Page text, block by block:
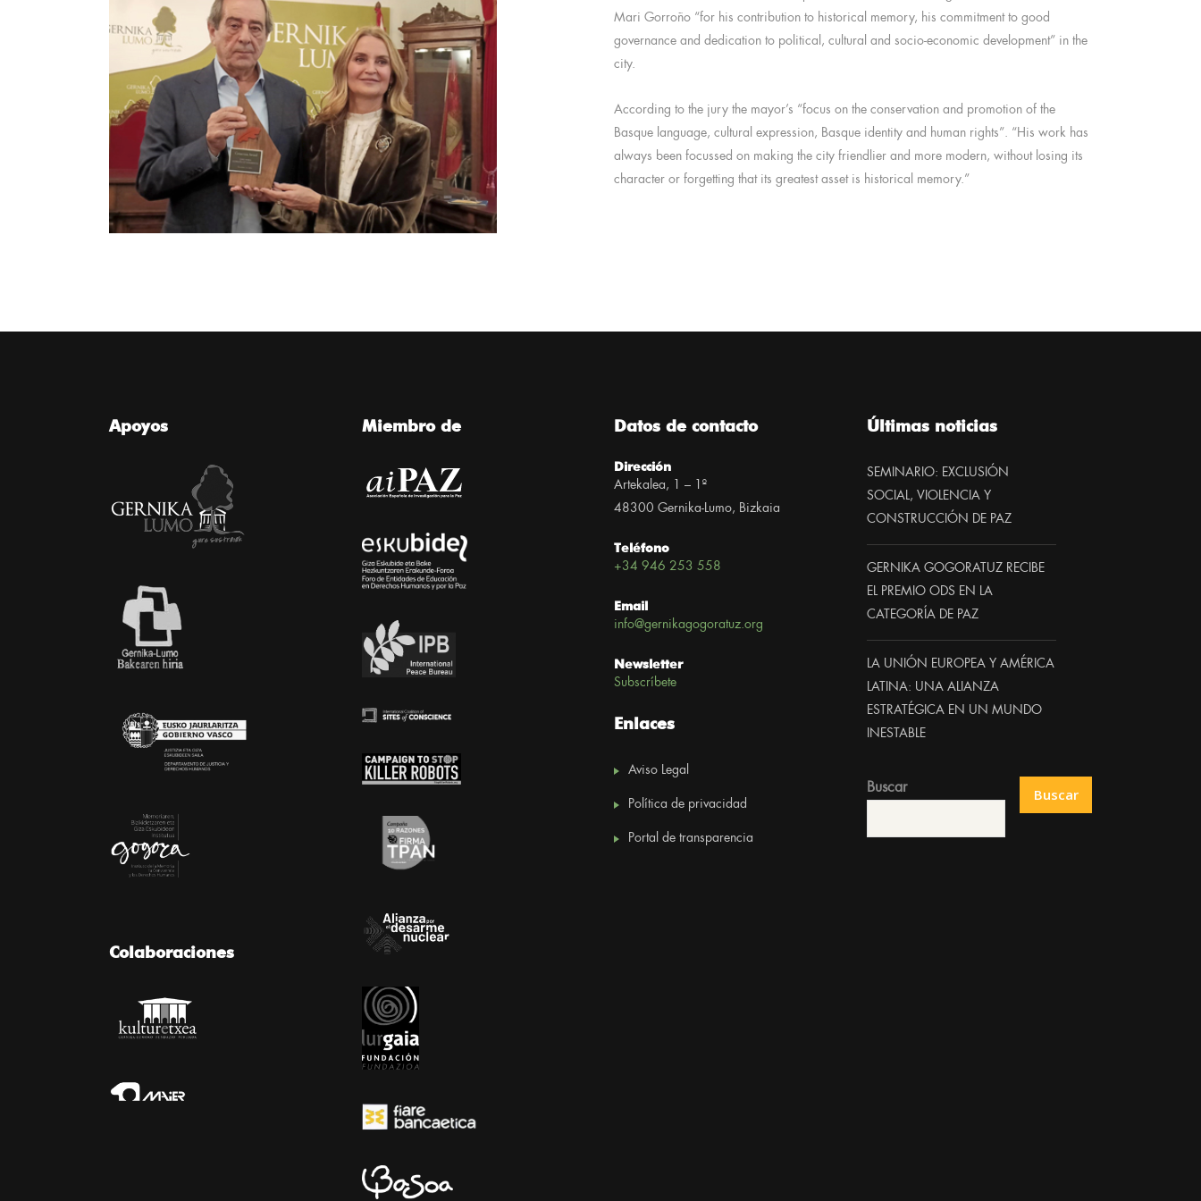
Mari Gorroño “for his contribution to historical memory, his commitment to good
governance and dedication to political, cultural and socio-economic development” in the
city.
According to the jury the mayor’s “focus on the conservation and promotion of the
Basque language, cultural expression, Basque identity and human rights”. “His work has
always been focussed on making the city friendlier and more modern, without losing its
character or forgetting that its greatest asset is historical memory.”
Apoyos
Colaboraciones
Miembro de Datos de contacto
Dirección
Artekalea, 1 – 1º
48300 Gernika-Lumo, Bizkaia
Teléfono
+34 946 253 558
Email
info@gernikagogoratuz.org
Newsletter
Subscríbete
Enlaces
Aviso Legal
Política de privacidad
Portal de transparencia
Últimas noticias
SEMINARIO: EXCLUSIÓN
SOCIAL, VIOLENCIA Y
CONSTRUCCIÓN DE PAZ
GERNIKA GOGORATUZ RECIBE
EL PREMIO ODS EN LA
CATEGORÍA DE PAZ
LA UNIÓN EUROPEA Y AMÉRICA
LATINA: UNA ALIANZA
ESTRATÉGICA EN UN MUNDO
INESTABLE
Buscar Buscar